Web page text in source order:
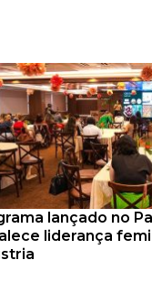
lançado no
liderança